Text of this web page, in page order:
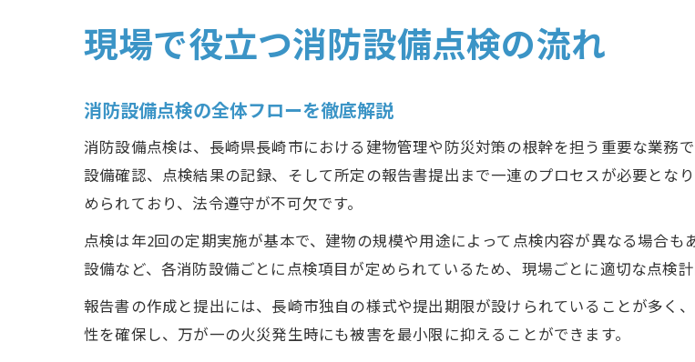
現場で役立つ消防設備点検の流れ
消防設備点検の全体フローを徹底解説
消防設備点検は、長崎県長崎市における建物管理や防災対策の根幹を担う重要な業務
設備確認、点検結果の記録、そして所定の報告書提出まで一連のプロセスが必要とな
められており、法令遵守が不可欠です。
点検は年2回の定期実施が基本で、建物の規模や用途によって点検内容が異なる場合
設備など、各消防設備ごとに点検項目が定められているため、現場ごとに適切な点検計
報告書の作成と提出には、長崎市独自の様式や提出期限が設けられていることが多く
性を確保し、万が一の火災発生時にも被害を最小限に抑えることができます。